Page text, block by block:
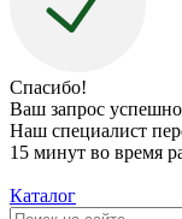
Спасибо!
Ваш запрос
Наш специалист
15 минут во время
Каталог